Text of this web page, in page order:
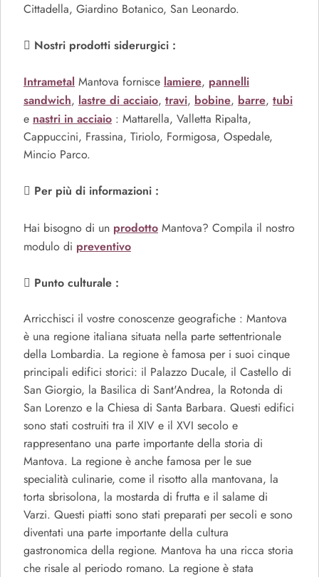
Cittadella, Giardino Botanico, San Leonardo.
Nostri prodotti siderurgici :
Intrametal Mantova fornisce lamiere, pannelli
sandwich, lastre di acciaio, travi, bobine, barre, tubi
e nastri in acciaio : Mattarella, Valletta Ripalta,
Cappuccini, Frassina, Tiriolo, Formigosa, Ospedale,
Mincio Parco.
Per più di informazioni :
Hai bisogno di un prodotto Mantova? Compila il nostro
modulo di preventivo
Punto culturale :
Arricchisci il vostre conoscenze geografiche : Mantova
è una regione italiana situata nella parte settentrionale
della Lombardia. La regione è famosa per i suoi cinque
principali edifici storici: il Palazzo Ducale, il Castello di
San Giorgio, la Basilica di Sant'Andrea, la Rotonda di
San Lorenzo e la Chiesa di Santa Barbara. Questi edifici
sono stati costruiti tra il XIV e il XVI secolo e
rappresentano una parte importante della storia di
Mantova. La regione è anche famosa per le sue
specialità culinarie, come il risotto alla mantovana, la
torta sbrisolona, la mostarda di frutta e il salame di
Varzi. Questi piatti sono stati preparati per secoli e sono
diventati una parte importante della cultura
gastronomica della regione. Mantova ha una ricca storia
che risale al periodo romano. La regione è stata